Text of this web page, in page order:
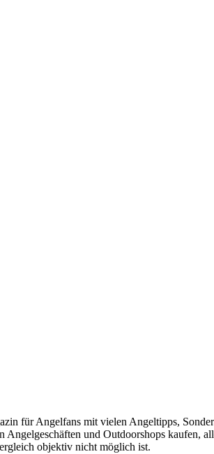
für Angelfans mit vielen Angeltipps,
und Outdoorshops kaufen,
objektiv nicht möglich ist.